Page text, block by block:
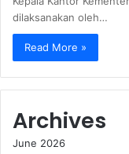
dilaksanakan oleh…
Read More »
Archives
June 2026